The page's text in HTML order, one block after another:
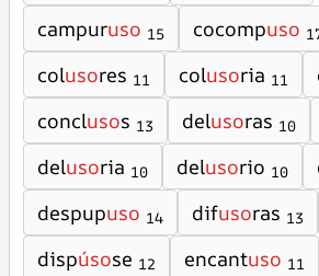
campuruso 15 cocompuso
colusores 11 colusoria 11
conclusos 13 delusoras 10
delusoria 10 delusorio 10
despupuso 14 difusoras 13
dispúsose 12 encantuso 11